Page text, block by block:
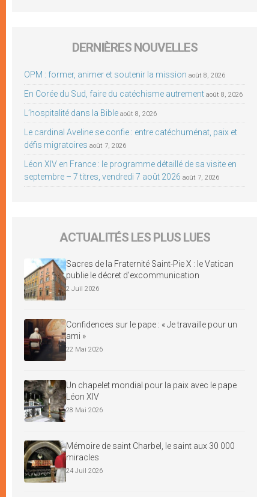
DERNIÈRES NOUVELLES
OPM : former, animer et soutenir la mission août 8, 2026
En Corée du Sud, faire du catéchisme autrement août 8, 2026
L’hospitalité dans la Bible août 8, 2026
Le cardinal Aveline se confie : entre catéchuménat, paix et
défis migratoires août 7, 2026
Léon XIV en France : le programme détaillé de sa visite en
septembre – 7 titres, vendredi 7 août 2026 août 7, 2026
ACTUALITÉS LES PLUS LUES
Sacres de la Fraternité Saint-Pie X : le Vatican
publie le décret d’excommunication
2 Juil 2026
Confidences sur le pape : « Je travaille pour un
ami »
22 Mai 2026
Un chapelet mondial pour la paix avec le pape
Léon XIV
28 Mai 2026
Mémoire de saint Charbel, le saint aux 30 000
miracles
24 Juil 2026